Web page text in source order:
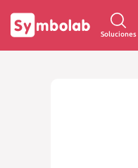
Soluciones